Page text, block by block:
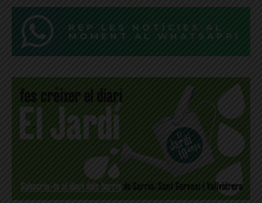
REP LES NOTÍCIES AL
MOMENT AL WHATSAPP!